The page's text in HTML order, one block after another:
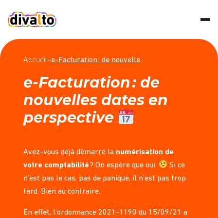
Accueil– e-Facturation : de nouvelles dates en perspective
e-Facturation : de
nouvelles dates en
perspective
Avez-vous déjà démarré la numérisation de
votre comptabilité? On espère que oui.
Si ce
n’est pas le cas, pas de panique, il n’est pas trop
tard. Bien au contraire.
En effet, l’ordonnance 2021-1190 du 15/09/21 a